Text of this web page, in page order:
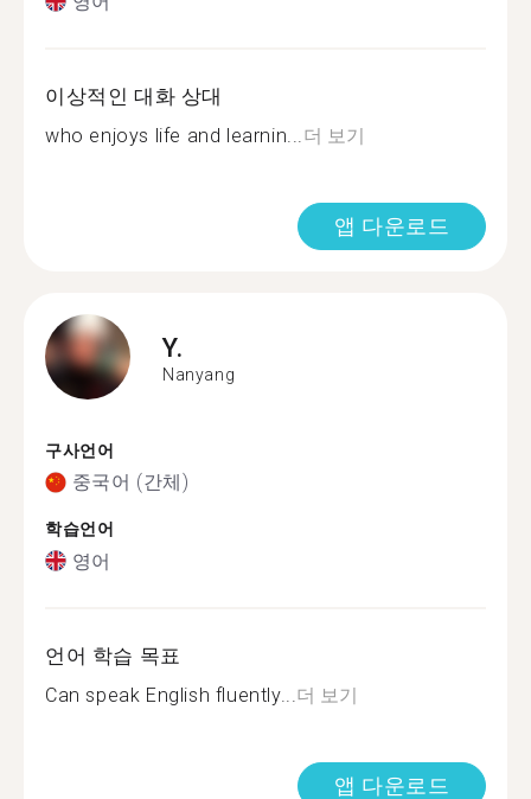
이상적인 대화 상대
who enjoys life and learnin... 더 보기
앱 다운로드
Y.
Nanyang
구사언어
중국어 (간체)
학습언어
영어
언어 학습 목표
Can speak English fluently... 더 보기
앱 다운로드